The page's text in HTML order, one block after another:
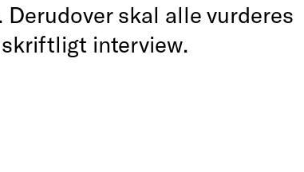
skal alle vurderes
interview.